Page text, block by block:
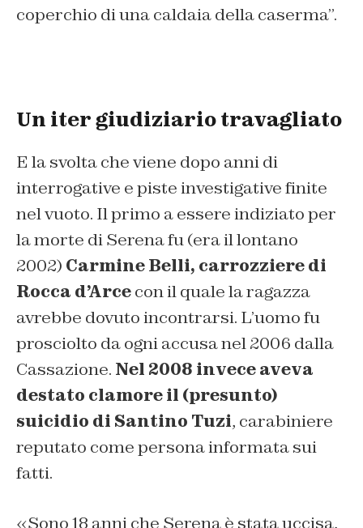
coperchio di una caldaia della caserma”.
Un iter giudiziario travagliato
E la svolta che viene dopo anni di
interrogative e piste investigative finite
nel vuoto. Il primo a essere indiziato per
la morte di Serena fu (era il lontano
2002) Carmine Belli, carrozziere di
Rocca d’Arcecon il quale la ragazza
avrebbe dovuto incontrarsi. L’uomo fu
prosciolto da ogni accusa nel 2006 dalla
Cassazione. Nel 2008 invece aveva
destato clamore il (presunto)
suicidio di Santino Tuzi, carabiniere
reputato come persona informata sui
fatti.
«Sono 18 anni che Serena è stata uccisa,